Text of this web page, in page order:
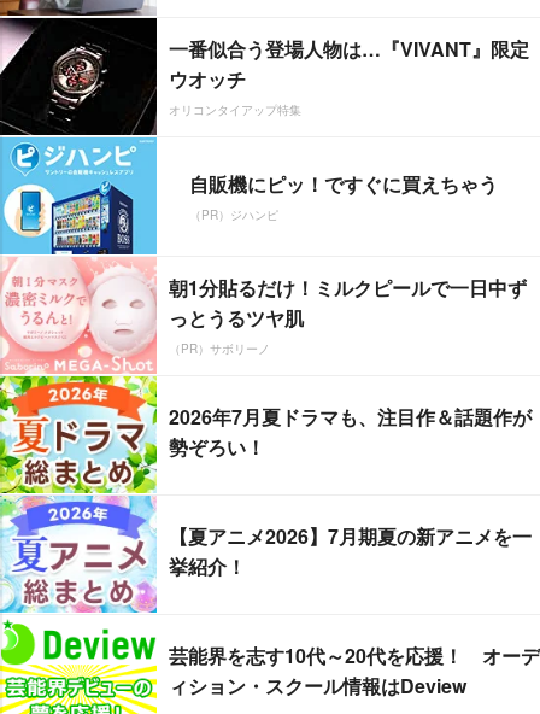
一番似合う登場人物は…『VIVANT』限定
ウオッチ
オリコンタイアップ特集
自販機にピッ！ですぐに買えちゃう
（PR）ジハンピ
朝1分貼るだけ！ミルクピールで一日中ず
っとうるツヤ肌
（PR）サボリーノ
2026年7月夏ドラマも、注目作＆話題作が
勢ぞろい！
【夏アニメ2026】7月期夏の新アニメを一
挙紹介！
芸能界を志す10代～20代を応援！ オーデ
ィション・スクール情報はDeview